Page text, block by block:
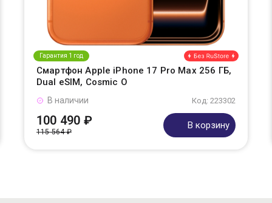
Гарантия 1 год
Смартфон Apple iPhone 17 Pro Max 256 ГБ,
Dual eSIM, Cosmic O
Код: 223302
В наличии
100 490 ₽
115 564 ₽
В корзину